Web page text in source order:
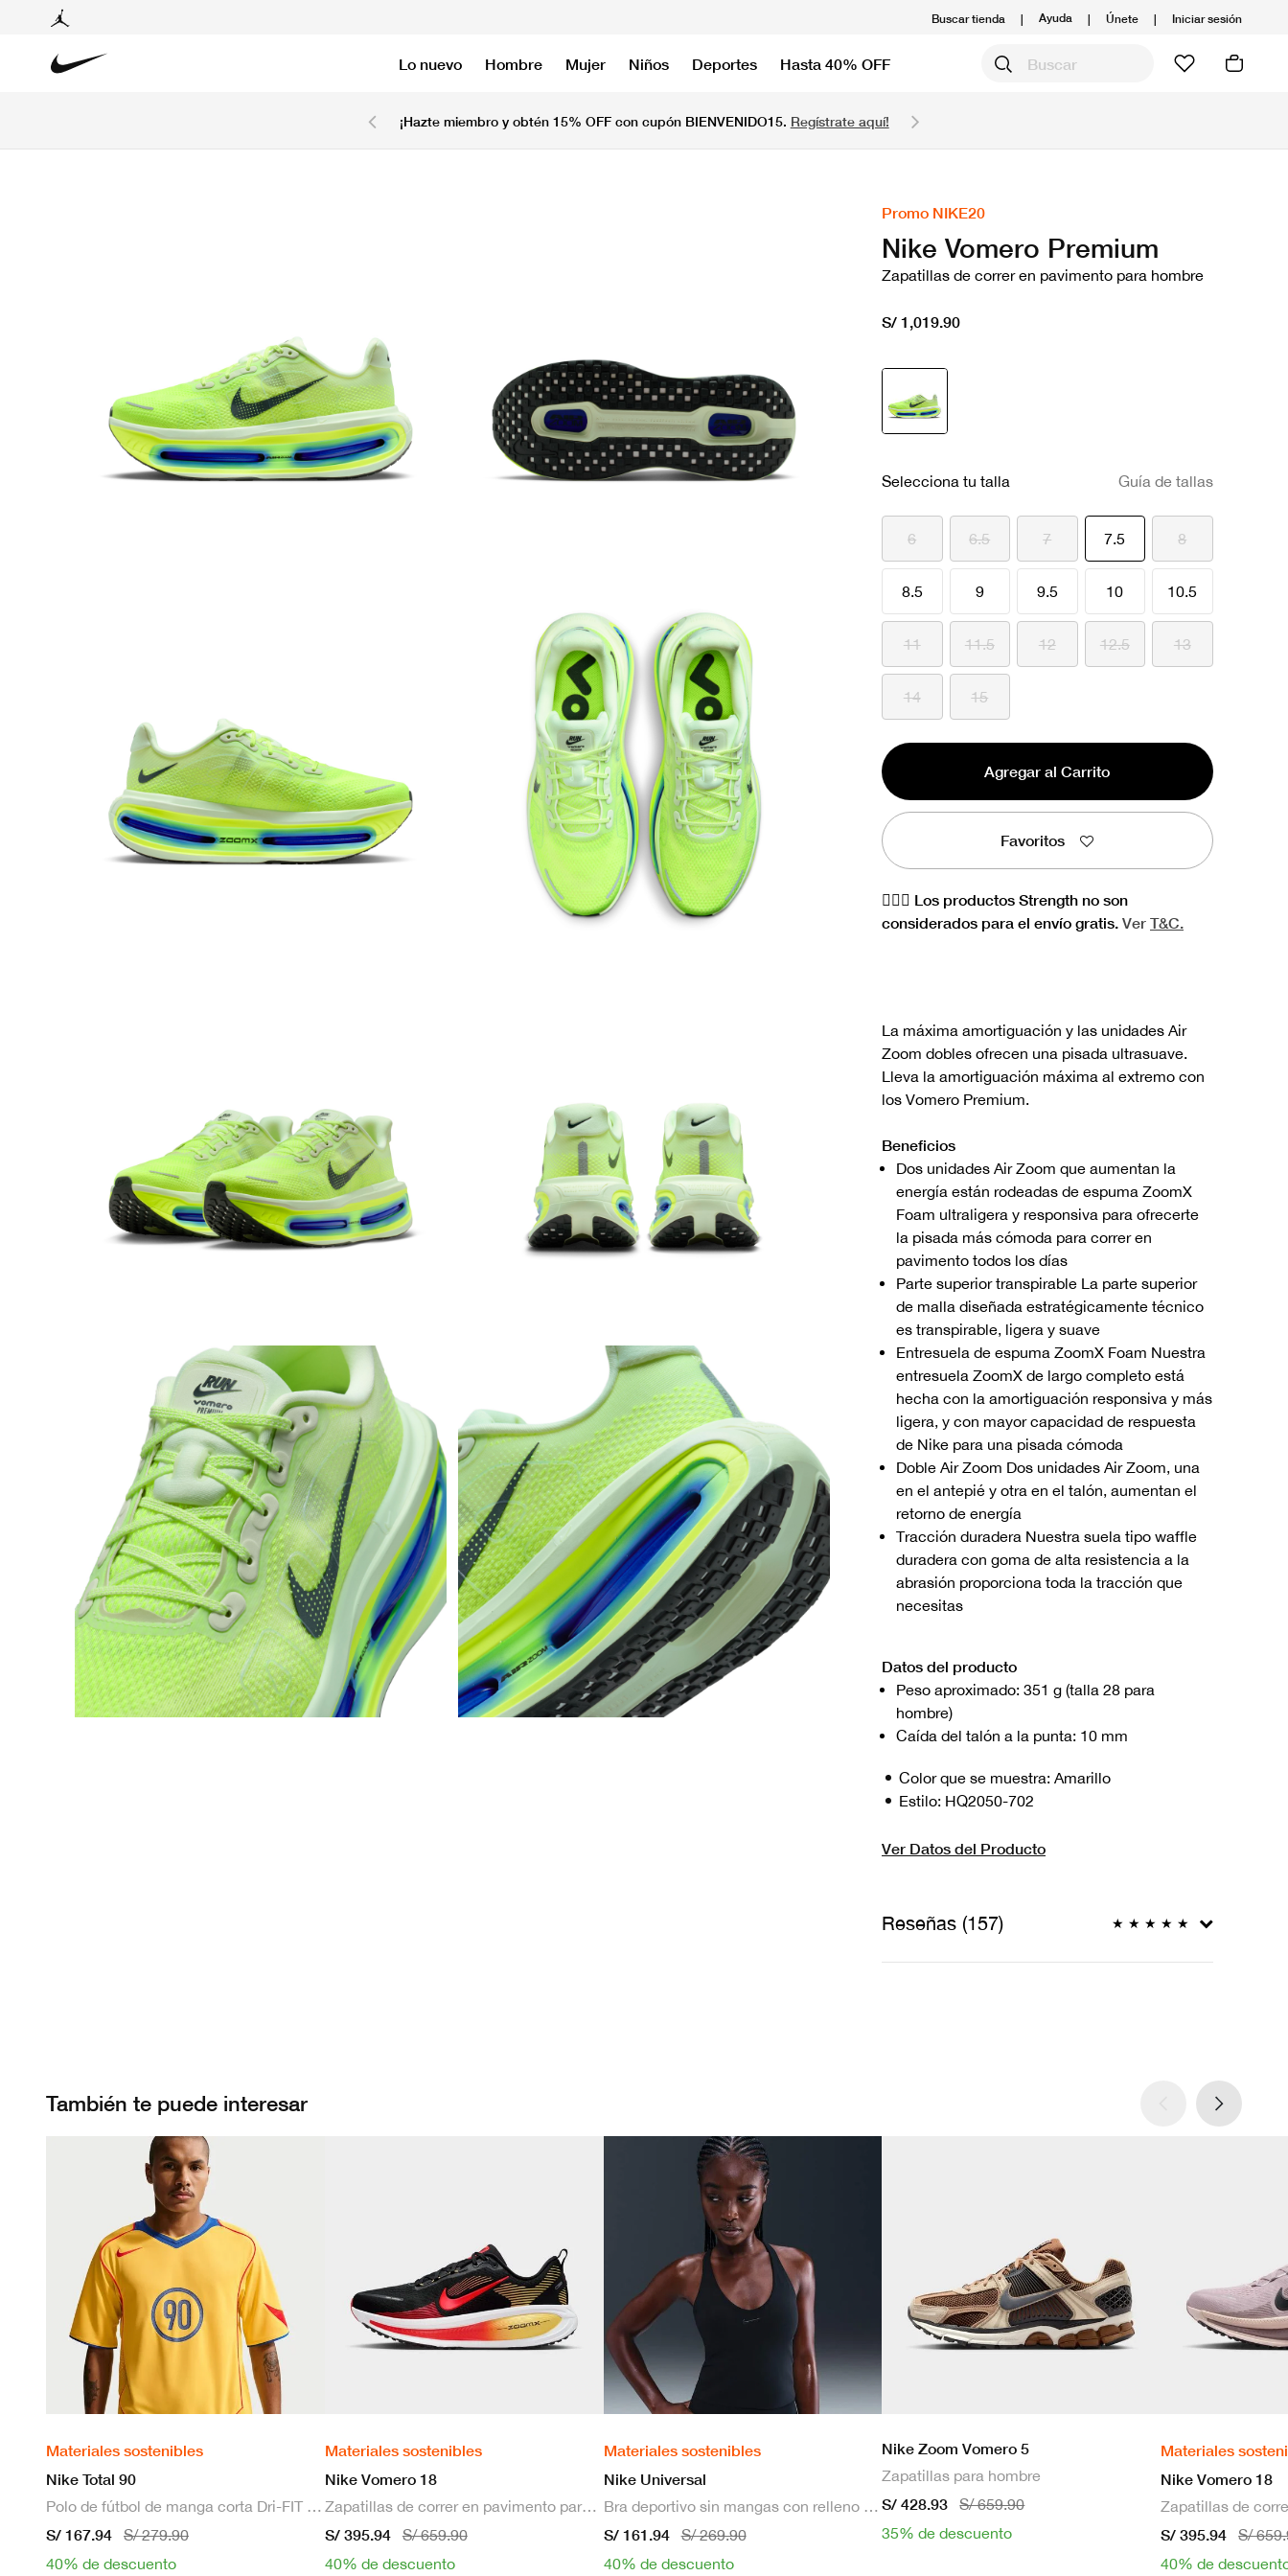
Buscar tienda | Ayuda | Únete | Iniciar sesión
Lo nuevo Hombre Mujer Niños Deportes Hasta 40% OFF
¡Hazte miembro y obtén 15% OFF con cupón BIENVENIDO15. Regístrate aquí!
Promo NIKE20
Nike Vomero Premium
Zapatillas de correr en pavimento para hombre
S/ 1,019.90
Selecciona tu talla Guía de tallas
6 6.5 7 7.5seleccionado
8
8.5 9 9.5 10 10.5
11 11.5 12 12.5 13
14 15
Agregar al Carrito
Favoritos
🏋🏻‍♀️ Los productos Strength no son
considerados para el envío gratis. Ver T&C.
La máxima amortiguación y las unidades Air
Zoom dobles ofrecen una pisada ultrasuave.
Lleva la amortiguación máxima al extremo con
los Vomero Premium.
Beneficios
Dos unidades Air Zoom que aumentan la
energía están rodeadas de espuma ZoomX
Foam ultraligera y responsiva para ofrecerte
la pisada más cómoda para correr en
pavimento todos los días
Parte superior transpirable La parte superior
de malla diseñada estratégicamente técnico
es transpirable, ligera y suave
Entresuela de espuma ZoomX Foam Nuestra
entresuela ZoomX de largo completo está
hecha con la amortiguación responsiva y más
ligera, y con mayor capacidad de respuesta
de Nike para una pisada cómoda
Doble Air Zoom Dos unidades Air Zoom, una
en el antepié y otra en el talón, aumentan el
retorno de energía
Tracción duradera Nuestra suela tipo waffle
duradera con goma de alta resistencia a la
abrasión proporciona toda la tracción que
necesitas
Datos del producto
Peso aproximado: 351 g (talla 28 para
hombre)
Caída del talón a la punta: 10 mm
Color que se muestra: Amarillo
Estilo: HQ2050-702
Ver Datos del Producto
Reseñas (157) ★ ★ ★ ★ ★
También te puede interesar
Materiales sostenibles
Nike Total 90
Polo de fútbol de manga corta Dri-FIT para hombre
S/ 167.94
S/ 279.90
40% de descuento
Materiales sostenibles
Nike Vomero 18
Zapatillas de correr en pavimento para hombre
S/ 395.94
S/ 659.90
40% de descuento
Materiales sostenibles
Nike Universal
Bra deportivo sin mangas con relleno de sujeción media para mujer
S/ 161.94
S/ 269.90
40% de descuento
Nike Zoom Vomero 5
Zapatillas para hombre
S/ 428.93
S/ 659.90
35% de descuento
Materiales
Nike Vomero 18
S/ 395.94
S/
40% de